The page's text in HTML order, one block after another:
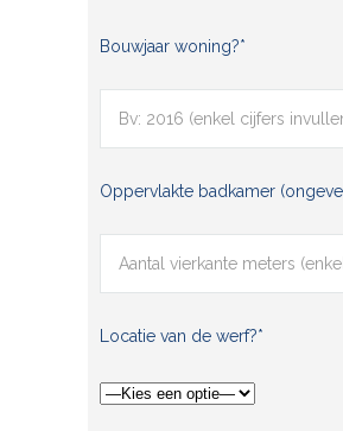
Bouwjaar woning?*
Oppervlakte badkamer
Locatie van de werf?*